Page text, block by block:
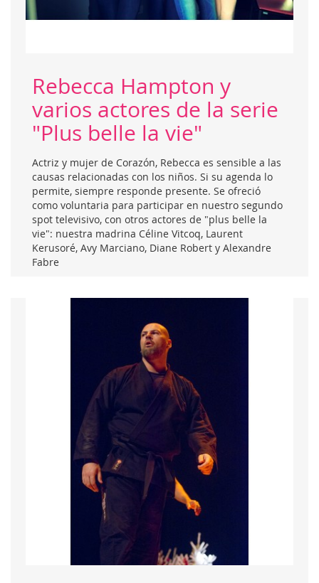
Rebecca Hampton y
varios actores de la serie
"Plus belle la vie"
Actriz y mujer de Corazón, Rebecca es sensible a las
causas relacionadas con los niños. Si su agenda lo
permite, siempre responde presente. Se ofreció
como voluntaria para participar en nuestro segundo
spot televisivo, con otros actores de "plus belle la
vie": nuestra madrina Céline Vitcoq, Laurent
Kerusoré, Avy Marciano, Diane Robert y Alexandre
Fabre